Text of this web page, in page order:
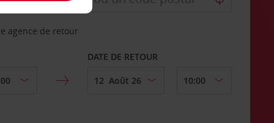
agence de retour
DATE DE RETOUR